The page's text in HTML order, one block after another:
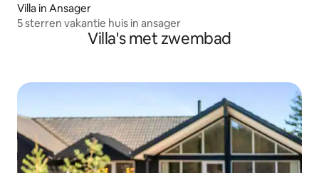
Villa in Ansager
5 sterren vakantie huis in ansager
Villa's met zwembad